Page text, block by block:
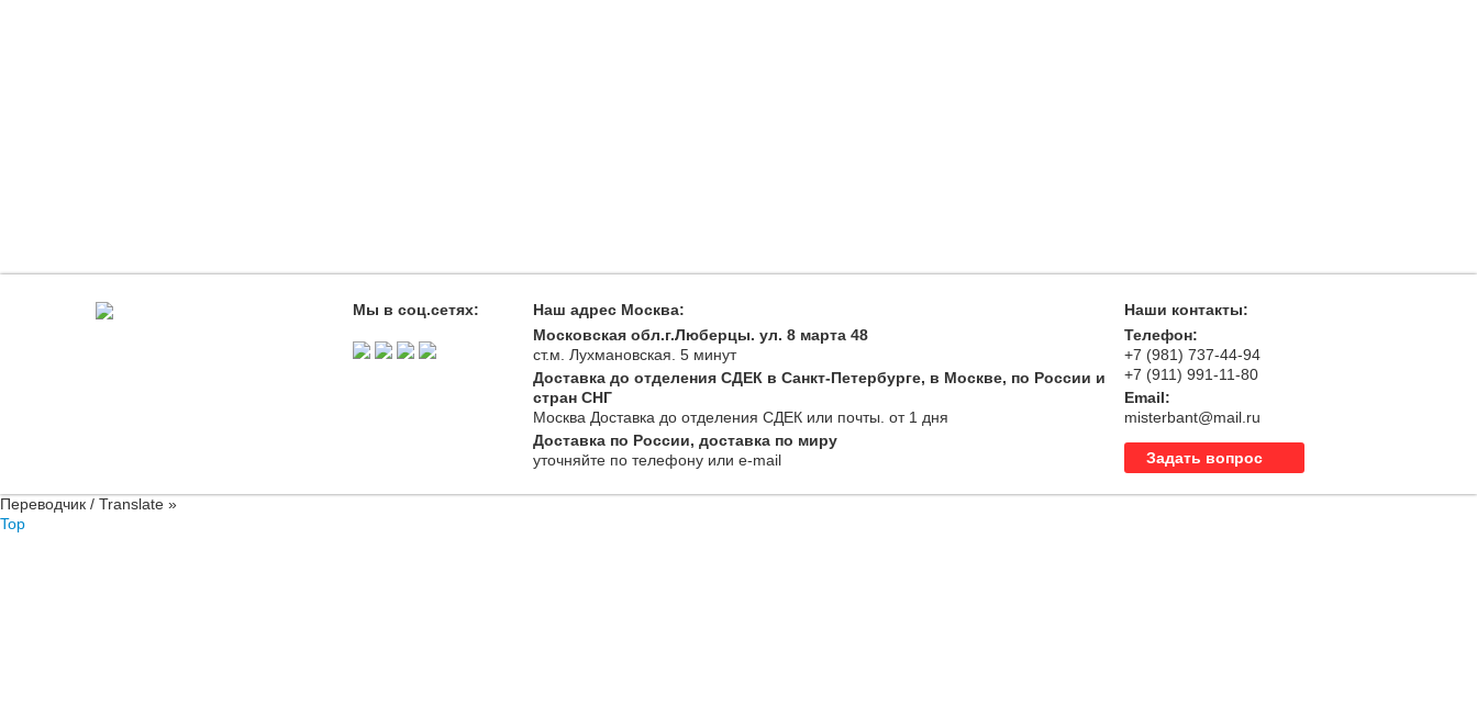
Мы в соц.сетях:
Наш адрес Москва:
Московская обл.г.Люберцы. ул. 8 марта 48
ст.м. Лухмановская. 5 минут
Доставка до отделения СДЕК в Санкт-Петербурге, в Москве, по России и
стран СНГ
Москва Доставка до отделения СДЕК или почты . от 1 дня
Доставка по России, доставка по миру
уточняйтепо телефонуили e-mail
Наши контакты:
Телефон:
+7 (981) 737-44-94
+7 (911) 991-11-80
Email:
misterbant@mail.ru
Задать вопрос
Переводчик / Translate »
Top